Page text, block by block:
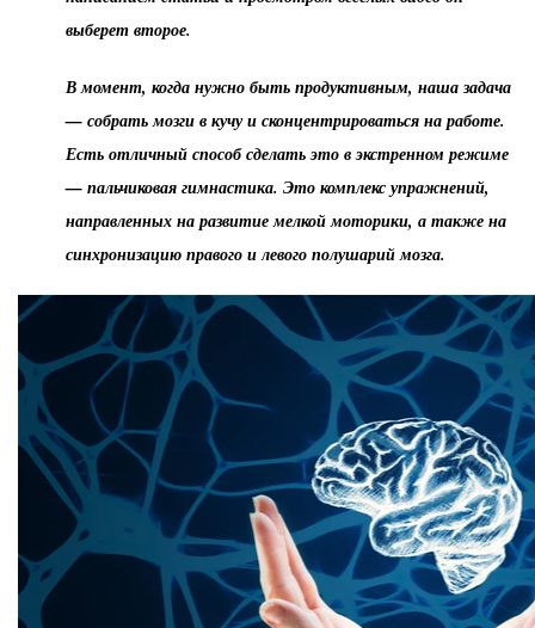
выберет второе.
В момент, когда нужно быть продуктивным, наша задача
— собрать мозги в кучу и сконцентрироваться на работе.
Есть отличный способ сделать это в экстренном режиме
— пальчиковая гимнастика. Это комплекс упражнений,
направленных на развитие мелкой моторики, а также на
синхронизацию правого и левого полушарий мозга.